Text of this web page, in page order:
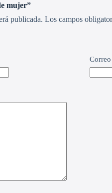
mujer”
publicada. Los campos